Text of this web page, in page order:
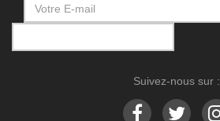
Suivez-nous sur :